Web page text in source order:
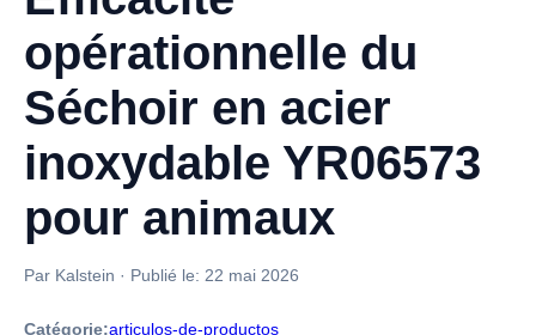
opérationnelle du
Séchoir en acier
inoxydable YR06573
pour animaux
Par Kalstein · Publié le: 22 mai 2026
Catégorie:articulos-de-productos